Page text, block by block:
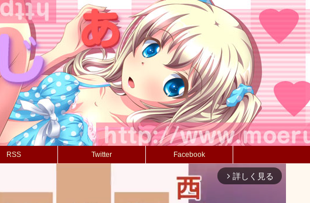
RSS Twitter Facebook
arrow_forward_ios 詳しく見る